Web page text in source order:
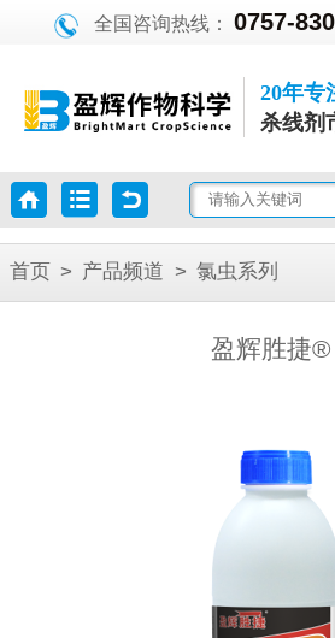
全国咨询热线：0757-
20年专
杀线剂
首页 > 产品频道 > 氯虫系列
盈辉胜捷®